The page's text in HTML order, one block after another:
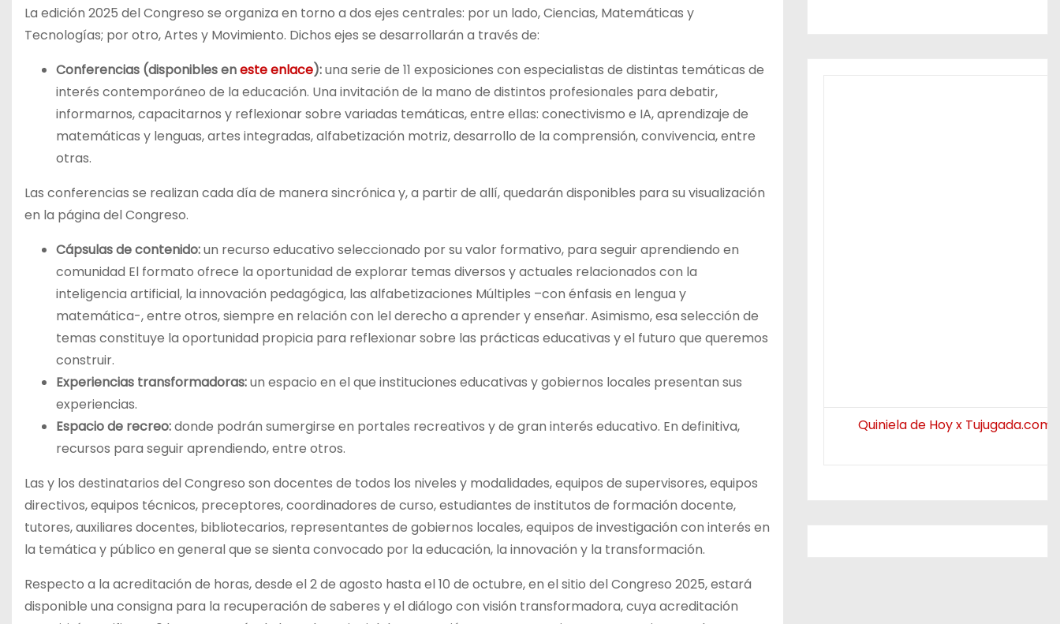
La edición 2025 del Congreso se organiza en torno a dos ejes centrales: por un lado, Ciencias, Matemáticas y
Tecnologías; por otro, Artes y Movimiento. Dichos ejes se desarrollarán a través de:
Conferencias (disponibles eneste enlace):una serie de 11 exposiciones con especialistas de distintas temáticas de
interés contemporáneo de la educación. Una invitación de la mano de distintos profesionales para debatir,
informarnos, capacitarnos y reflexionar sobre variadas temáticas, entre ellas: conectivismo e IA, aprendizaje de
matemáticas y lenguas, artes integradas, alfabetización motriz, desarrollo de la comprensión, convivencia, entre
otras.
Las conferencias se realizan cada día de manera sincrónica y, a partir de allí, quedarán disponibles para su visualización
en la página del Congreso.
Cápsulas de contenido:un recurso educativo seleccionado por su valor formativo, para seguir aprendiendo en
comunidad El formato ofrece la oportunidad de explorar temas diversos y actuales relacionados con la
inteligencia artificial, la innovación pedagógica, las alfabetizaciones Múltiples –con énfasis en lengua y
matemática-, entre otros, siempre en relación con lel derecho a aprender y enseñar. Asimismo, esa selección de
temas constituye la oportunidad propicia para reflexionar sobre las prácticas educativas y el futuro que queremos
construir.
Experiencias transformadoras:un espacio en el que instituciones educativas y gobiernos locales presentan sus
experiencias.
Espacio de recreo:donde podrán sumergirse en portales recreativos y de gran interés educativo. En definitiva,
recursos para seguir aprendiendo, entre otros.
Las y los destinatarios del Congreso son docentes de todos los niveles y modalidades, equipos de supervisores, equipos
directivos, equipos técnicos, preceptores, coordinadores de curso, estudiantes de institutos de formación docente,
tutores, auxiliares docentes, bibliotecarios, representantes de gobiernos locales, equipos de investigación con interés en
la temática y público en general que se sienta convocado por la educación, la innovación y la transformación.
Respecto a la acreditación de horas, desde el 2 de agosto hasta el 10 de octubre, en el sitio del Congreso 2025, estará
disponible una consigna para la recuperación de saberes y el diálogo con visión transformadora, cuya acreditación
Quiniela de Hoy x